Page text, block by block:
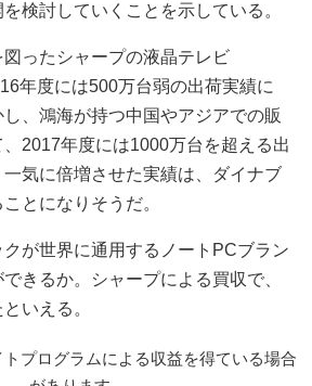
検討していくことを示している。
ったシャープの液晶テレビ
年度には500万台弱の出荷実績に
、鴻海が持つ中国やアジアでの販
2017年度には1000万台を超える出
気に倍増させた実績は、ダイナブ
とになりそうだ。
が世界に通用するノートPCブラン
きるか。シャープによる買収で、
いえる。
プログラムによる収益を得ている場合